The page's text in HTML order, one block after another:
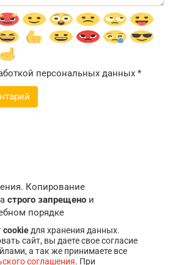
персональных данных *
Копирование
строго запрещено и
порядке
cookie для хранения данных.
сайт, вы даете свое согласие
а так же принимаете все
соглашения. При